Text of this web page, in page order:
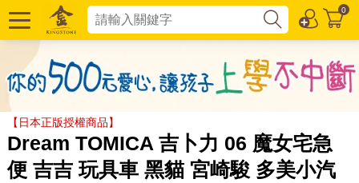
0
【日本正版授權商品】
Dream TOMICA 吉卜力 06 魔女宅急
便 吉吉 玩具車 黑貓 宮崎駿 多美小汽